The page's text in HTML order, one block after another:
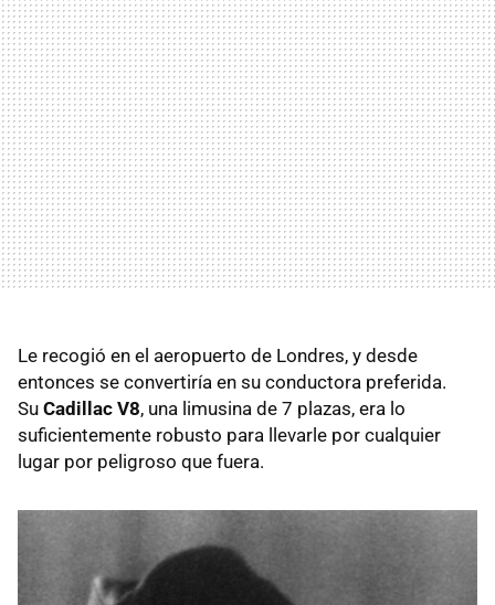
Le recogió en el aeropuerto de Londres, y desde
entonces se convertiría en su conductora preferida.
Su Cadillac V8, una limusina de 7 plazas, era lo
suficientemente robusto para llevarle por cualquier
lugar por peligroso que fuera.